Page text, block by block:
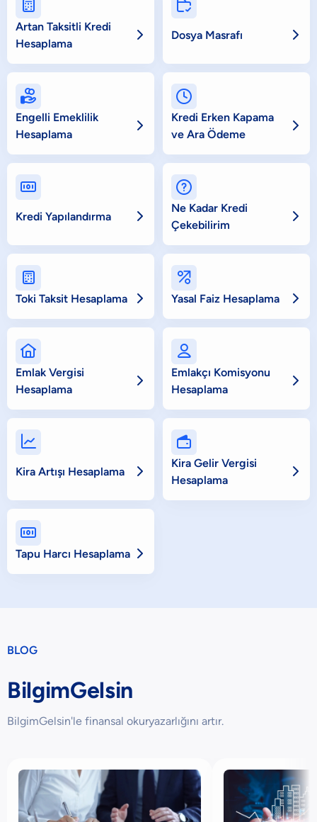

Artan Taksitli Kredi
Hesaplama


Dosya Masrafı 

Engelli Emeklilik
Hesaplama


Kredi Erken Kapama
ve Ara Ödeme


Kredi Yapılandırma 

Ne Kadar Kredi
Çekebilirim


Toki Taksit Hesaplama 

Yasal Faiz Hesaplama 

Emlak Vergisi
Hesaplama


Emlakçı Komisyonu
Hesaplama


Kira Artışı Hesaplama 

Kira Gelir Vergisi
Hesaplama


Tapu Harcı Hesaplama 
BLOG
BilgimGelsin
BilgimGelsin'le finansal okuryazarlığını artır.